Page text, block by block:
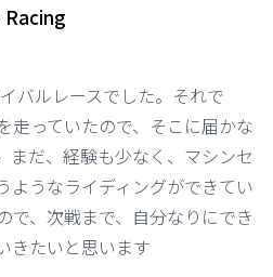
Racing
バルレースでした。それで
走っていたので、そこに届かな
まだ、経験も少なく、マシンセ
ようなライディングができてい
で、次戦まで、自分なりにでき
きたいと思います